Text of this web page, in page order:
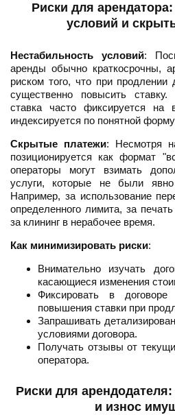
Риски для
условий и
Нестабильность условий:
аренды обычно краткосрочны,
риском того, что при продлении
существенно повысить
ставка часто фиксируется на
индексируется по понятной
Скрытые платежи: Несмотря
позиционируется как формат
операторы могут взимать
услуги, которые не были
Например, за использование
определенного лимита, за
за клининг в нерабочее время.
Как минимизировать риски:
Внимательно изучать
касающиеся изменения
Фиксировать в
повышения ставки при
Запрашивать
условиями договора.
Получать отзывы от
оператора.
Риски для
и износ